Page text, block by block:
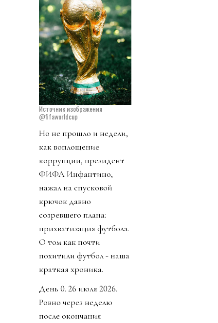
Источник изображения
@fifaworldcup
Но не прошло и недели,
как воплощение
коррупции, президент
ФИФА Инфантино,
нажал на спусковой
крючок давно
созревшего плана:
прихватизация футбола.
О том как почти
похитили футбол - наша
краткая хроника.
День 0. 26 июля 2026.
Ровно через неделю
после окончания